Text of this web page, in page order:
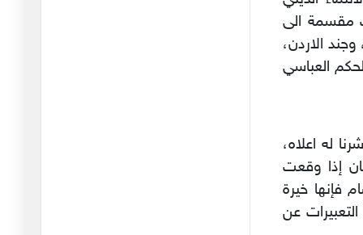
مقسمة الى
الاردن،
العباسي
له اعلاه،
إذا وقعت
فإنها خيرة
عن